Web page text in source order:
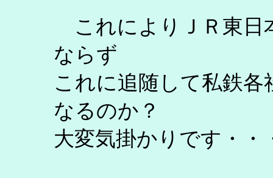
これによりＪＲ東日
ならず
これに追随して私鉄
なるのか？
大変気掛かりです・・